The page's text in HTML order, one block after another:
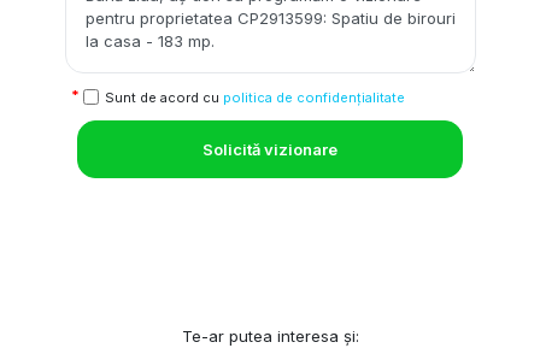
Sunt de acord cu politica de confidențialitate
Solicită vizionare
Te-ar putea interesa și: